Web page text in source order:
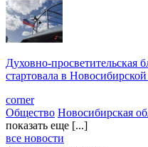
Духовно-просветительская
стартовала в
corner
Общество Новосибирская
показать еще [...]
все новости